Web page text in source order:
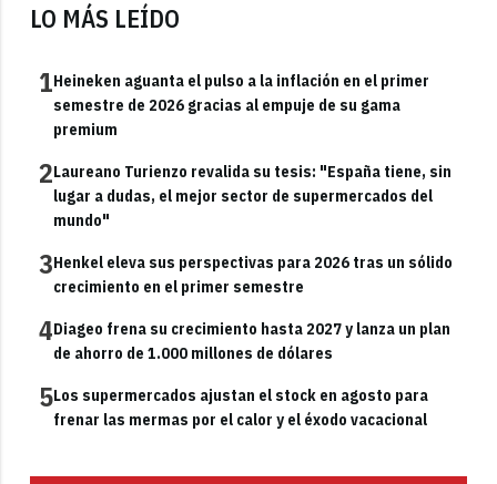
LO MÁS LEÍDO
1Heineken aguanta el pulso a la inflación en el primer
semestre de 2026 gracias al empuje de su gama
premium
2Laureano Turienzo revalida su tesis: "España tiene, sin
lugar a dudas, el mejor sector de supermercados del
mundo"
3Henkel eleva sus perspectivas para 2026 tras un sólido
crecimiento en el primer semestre
4Diageo frena su crecimiento hasta 2027 y lanza un plan
de ahorro de 1.000 millones de dólares
5Los supermercados ajustan el stock en agosto para
frenar las mermas por el calor y el éxodo vacacional